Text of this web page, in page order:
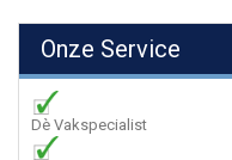
Onze Service
Dè Vakspecialist